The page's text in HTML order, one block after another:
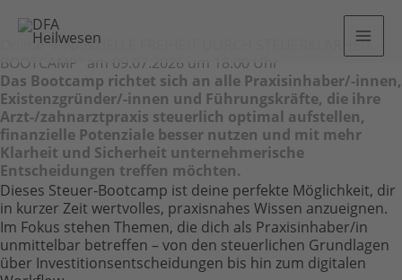
Online "FINANZIELLE FREIHEIT DURCH STEUERKLARHEIT -
BOOTCAMP" am 09.07.2026 um 18:00 Uhr
Das Bootcamp richtet sich an alle Praxisinhaber/-innen,
Existenzgründer/-innen und Führungskräfte, die ihre
Arzt-/zahnarztpraxis steuerlich optimal aufstellen,
finanzielle Potenziale besser nutzen und mit mehr
Klarheit und Sicherheit unternehmerische
Entscheidungen treffen möchten.
Dieses Steuer-Bootcamp ist deine perfekte Möglichkeit, dir
in kurzer Zeit wertvolles, praxisnahes Wissen anzueignen.
Im Fokus stehen Themen, die dich als Praxisinhaber/in
unmittelbar betreffen – von den steuerlichen Grundlagen
über Investitionsentscheidungen bis hin zum digitalen